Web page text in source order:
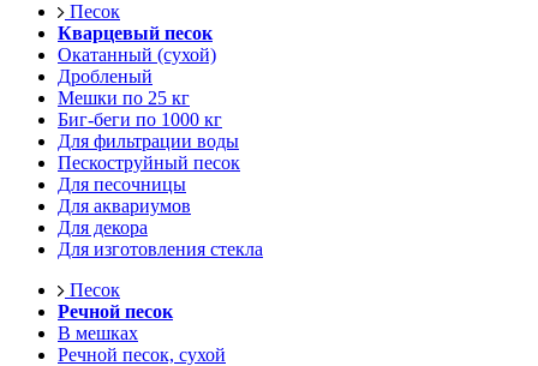
Песок
Кварцевый песок
Окатанный (сухой)
Дробленый
Мешки по 25 кг
Биг-беги по 1000 кг
Для фильтрации воды
Пескоструйный песок
Для песочницы
Для аквариумов
Для декора
Для изготовления стекла
Песок
Речной песок
В мешках
Речной песок, сухой